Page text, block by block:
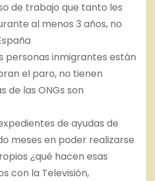
de trabajo que tanto les
al menos 3 años, no
personas inmigrantes están
el paro, no tienen
de las ONGs son
de ayudas de
meses en poder realizarse
¿qué hacen esas
con la Televisión,